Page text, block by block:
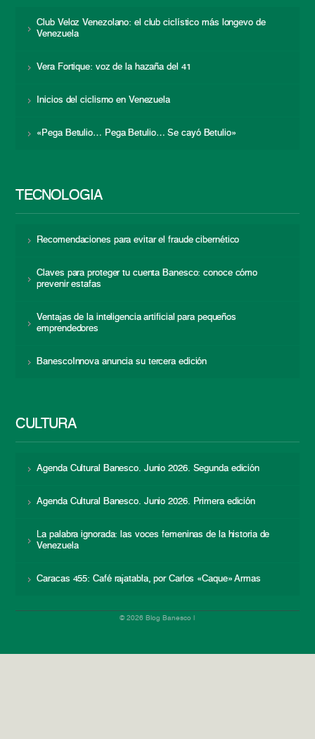
Club Veloz Venezolano: el club ciclístico más longevo de
Venezuela
Vera Fortique: voz de la hazaña del 41
Inicios del ciclismo en Venezuela
«Pega Betulio… Pega Betulio… Se cayó Betulio»
TECNOLOGÍA
Recomendaciones para evitar el fraude cibernético
Claves para proteger tu cuenta Banesco: conoce cómo
prevenir estafas
Ventajas de la inteligencia artificial para pequeños
emprendedores
BanescoInnova anuncia su tercera edición
CULTURA
Agenda Cultural Banesco. Junio 2026. Segunda edición
Agenda Cultural Banesco. Junio 2026. Primera edición
La palabra ignorada: las voces femeninas de la historia de
Venezuela
Caracas 455: Café rajatabla, por Carlos «Caque» Armas
© 2026 Blog Banesco |